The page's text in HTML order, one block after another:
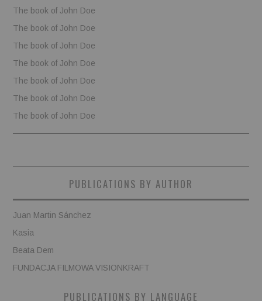
The book of John Doe
The book of John Doe
The book of John Doe
The book of John Doe
The book of John Doe
The book of John Doe
The book of John Doe
PUBLICATIONS BY AUTHOR
Juan Martin Sánchez
Kasia
Beata Dem
FUNDACJA FILMOWA VISIONKRAFT
PUBLICATIONS BY LANGUAGE